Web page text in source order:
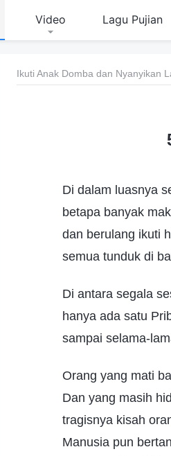
Video Lagu Pujian
Ikuti Anak Domba dan Nyanyikan
Di dalam luasnya
betapa banyak
dan berulang ikuti
semua tunduk di
Di antara segala
hanya ada satu
sampai selama-
Orang yang mati
Dan yang masih
tragisnya kisah
Manusia pun